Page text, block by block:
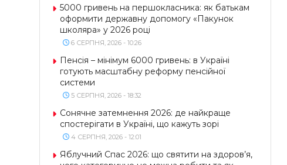
5000 гривень на першокласника: як батькам
оформити державну допомогу «Пакунок
школяра» у 2026 році
6 СЕРПНЯ, 2026 - 10:26
Пенсія – мінімум 6000 гривень: в Україні
готують масштабну реформу пенсійної
системи
5 СЕРПНЯ, 2026 - 18:32
Сонячне затемнення 2026: де найкраще
спостерігати в Україні, що кажуть зорі
4 СЕРПНЯ, 2026 - 12:01
Яблучний Спас 2026: що святити на здоров’я,